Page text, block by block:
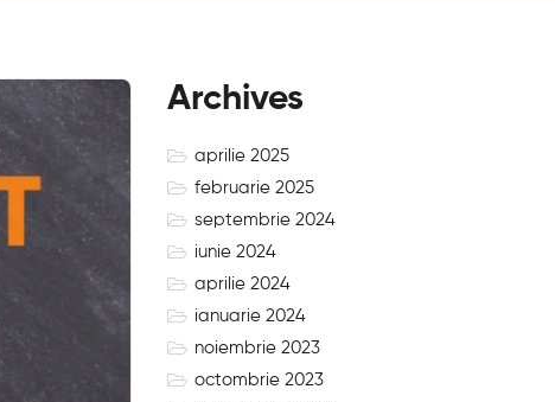
Archives
aprilie 2025
februarie 2025
septembrie 2024
iunie 2024
aprilie 2024
ianuarie 2024
noiembrie 2023
octombrie 2023